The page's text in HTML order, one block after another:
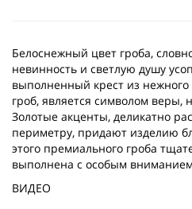
Белоснежный цвет гроба,
невинность и светлую душу
выполненный крест из
гроб, является символом
Золотые акценты, деликатно
периметру, придают изделию
этого премиального гроба
выполнена с особым
ВИДЕО